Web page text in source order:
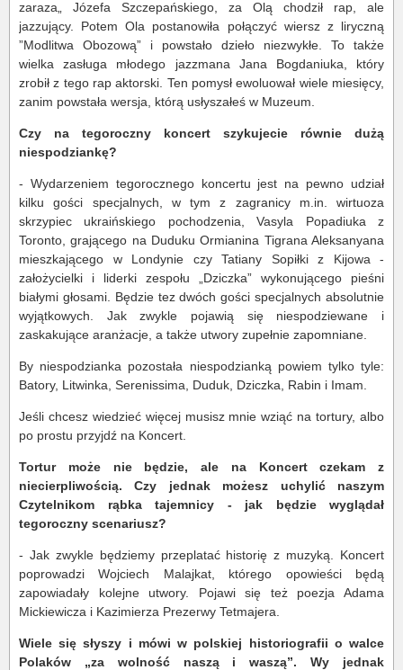
zaraza„ Józefa Szczepańskiego, za Olą chodził rap, ale
jazzujący. Potem Ola postanowiła połączyć wiersz z liryczną
”Modlitwa Obozową” i powstało dzieło niezwykłe. To także
wielka zasługa młodego jazzmana Jana Bogdaniuka, który
zrobił z tego rap aktorski. Ten pomysł ewoluował wiele miesięcy,
zanim powstała wersja, którą usłyszałeś w Muzeum.
Czy na tegoroczny koncert szykujecie równie dużą
niespodziankę?
- Wydarzeniem tegorocznego koncertu jest na pewno udział
kilku gości specjalnych, w tym z zagranicy m.in. wirtuoza
skrzypiec ukraińskiego pochodzenia, Vasyla Popadiuka z
Toronto, grającego na Duduku Ormianina Tigrana Aleksanyana
mieszkającego w Londynie czy Tatiany Sopiłki z Kijowa -
założycielki i liderki zespołu „Dziczka” wykonującego pieśni
białymi głosami. Będzie tez dwóch gości specjalnych absolutnie
wyjątkowych. Jak zwykle pojawią się niespodziewane i
zaskakujące aranżacje, a także utwory zupełnie zapomniane.
By niespodzianka pozostała niespodzianką powiem tylko tyle:
Batory, Litwinka, Serenissima, Duduk, Dziczka, Rabin i Imam.
Jeśli chcesz wiedzieć więcej musisz mnie wziąć na tortury, albo
po prostu przyjdź na Koncert.
Tortur może nie będzie, ale na Koncert czekam z
niecierpliwością. Czy jednak możesz uchylić naszym
Czytelnikom rąbka tajemnicy - jak będzie wyglądał
tegoroczny scenariusz?
- Jak zwykle będziemy przeplatać historię z muzyką. Koncert
poprowadzi Wojciech Malajkat, którego opowieści będą
zapowiadały kolejne utwory. Pojawi się też poezja Adama
Mickiewicza i Kazimierza Prezerwy Tetmajera.
Wiele się słyszy i mówi w polskiej historiografii o walce
Polaków „za wolność naszą i waszą”. Wy jednak